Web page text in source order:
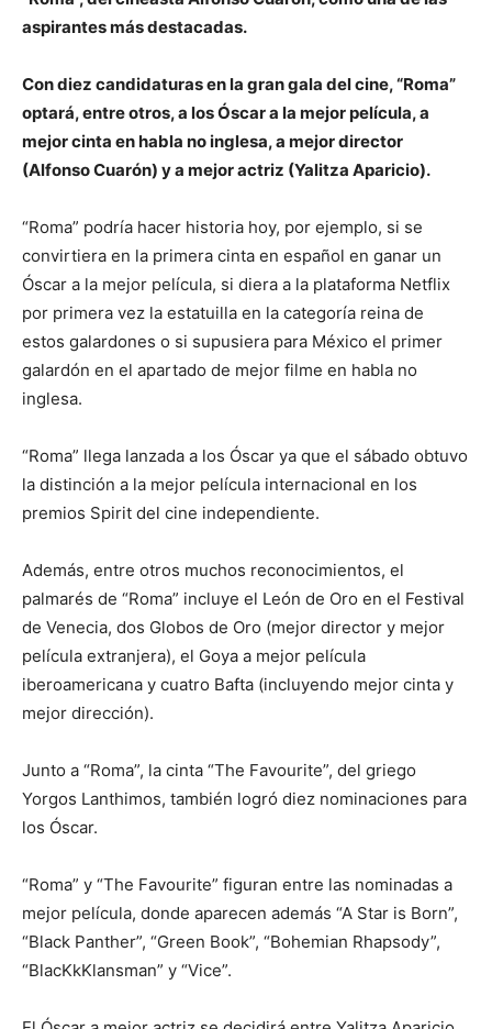
aspirantes más destacadas.
Con diez candidaturas en la gran gala del cine, “Roma”
optará, entre otros, a los Óscar a la mejor película, a
mejor cinta en habla no inglesa, a mejor director
(Alfonso Cuarón) y a mejor actriz (Yalitza Aparicio).
“Roma” podría hacer historia hoy, por ejemplo, si se
convirtiera en la primera cinta en español en ganar un
Óscar a la mejor película, si diera a la plataforma Netflix
por primera vez la estatuilla en la categoría reina de
estos galardones o si supusiera para México el primer
galardón en el apartado de mejor filme en habla no
inglesa.
“Roma” llega lanzada a los Óscar ya que el sábado obtuvo
la distinción a la mejor película internacional en los
premios Spirit del cine independiente.
Además, entre otros muchos reconocimientos, el
palmarés de “Roma” incluye el León de Oro en el Festival
de Venecia, dos Globos de Oro (mejor director y mejor
película extranjera), el Goya a mejor película
iberoamericana y cuatro Bafta (incluyendo mejor cinta y
mejor dirección).
Junto a “Roma”, la cinta “The Favourite”, del griego
Yorgos Lanthimos, también logró diez nominaciones para
los Óscar.
“Roma” y “The Favourite” figuran entre las nominadas a
mejor película, donde aparecen además “A Star is Born”,
“Black Panther”, “Green Book”, “Bohemian Rhapsody”,
“BlacKkKlansman” y “Vice”.